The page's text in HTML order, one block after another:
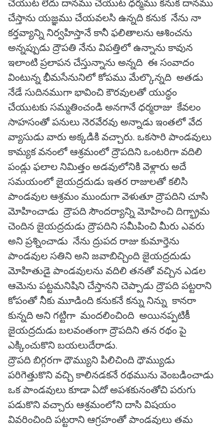
చేయుట లేదు దానము చేయుట ధర్మము కనుక దానము
చేస్తాను యజ్ఞము చేయవలసి ఉన్నది కనుక నేను నా
కర్తవ్యాన్ని నిర్వహిస్తానే కానీ ఫలితాలను ఆశించను
అన్నప్పుడు ద్రౌపతి నేను విపత్తిలో ఉన్నాను కావున
ఇలాంటి ప్రలాపన చేస్తున్నాను అన్నది ఈ సంవాదం
వింటున్న భీమసేనునిలో కోపము మేల్కొన్నది అతడు
నేడే సుదినముగా భావించి కౌరవులతో యుద్ధం
చేయుటకు సమ్మతించండి అనగానే ధర్మరాజు కేవలం
సాహసంతో పనులు నెరవేరవు అన్నాడు ఇంతలో వేద
వ్యాసుడు వారు అక్కడికి వచ్చారు. ఒకసారి పాండవులు
కామ్యక వనంలో ఆశ్రమంలో ద్రౌపదిని ఒంటరిగా వదిలి
పండ్లు ఫలాల నిమిత్తం అడవులోనికి వెళ్లారు అదే
సమయంలో జైయద్రదుడు ఇతర రాజులతో కలిసి
పాండవుల ఆశ్రమం ముందుగా వెళుతూ ద్రౌపదిని చూసి
మోహించాడు ద్రౌపది సౌందర్యాన్ని మోహించి దిగ్భ్రామ
చెందిన జైయద్రదుడు ద్రౌపదిని సమీపించి మీరు ఎవరు
అని ప్రశ్నించాడు నేను ద్రుపద రాజు కుమార్తెను
పాండవుల సతిని అని జవాబిచ్చింది జైయద్రదుడు
మోహితుడై పాండవులను వదిలి తనతో వచ్చిన ఎడల
ఆమెను పట్టమనిషిని చేస్తానని చెప్పాడు ద్రౌపది పట్టరాని
కోపంతో నీకు మూడింది కనుకనే కన్ను నిన్ను కానరా
కున్నది అని గట్టిగా మందలించింది అయినప్పటికీ
జైయద్రదుడు బలవంతంగా ద్రౌపదిని తన రథం పై
ఎక్కించుకొని బయలుదేరాడు.
ద్రౌపది బిగ్గరగా ధౌమ్యుని పిలిచింది ధౌమ్యుడు
పరిగెత్తుకొని వచ్చి కాలినడకనే రథమును వెంబడించాడు
ఒక పాండవులు కూడా ఏదో అపశకునంతోచి పరుగు
పడుకొని వచ్చారు ఆశ్రమంలోని దాసి విషయం
వివరించింది పట్టరాని ఆగ్రహంతో పాండవులు తమ